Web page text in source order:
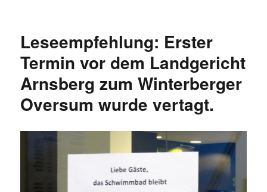
Leseempfehlung: Erster
Termin vor dem Landgericht
Arnsberg zum Winterberger
Oversum wurde vertagt.